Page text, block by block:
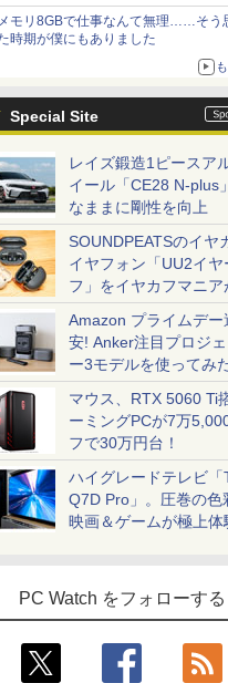
置変更を徹底検証 - PC Watch
モリ8GBで仕事なんて無理……そう
時期が僕にもありました
Special Site
レイズ鍛造1ピースア
イール「CE28 N-plus
なままに剛性を向上
SOUNDPEATSのイヤ
イヤフォン「UU2イヤ
フ」をイヤカフマニア
Amazon プライムデー
安! Anker注目プロジ
ー3モデルを使ってみ
マウス、RTX 5060 Ti
ーミングPCが7万
フで30万円台！
ハイグレードテレビ「
Q7D Pro」。圧巻の色
映画＆ゲームが極上体
PC Watch をフォローする